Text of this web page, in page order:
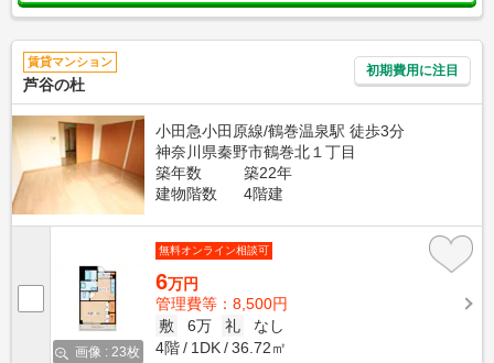
賃貸マンション
芦谷の杜
初期費用に注目
小田急小田原線/鶴巻温泉駅 徒歩3分
神奈川県秦野市鶴巻北１丁目
築年数
築22年
建物階数
4階建
画像 : 23枚
無料オンライン相談可
6万円
管理費等：8,500円
敷
6万 礼
なし
4階
1DK 36.72㎡